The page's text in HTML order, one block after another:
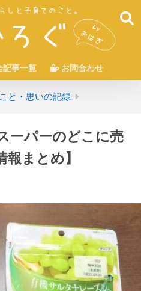
記事一覧 お問合わせ
と・思いの記録
ーパーのどこに売
まとめ】